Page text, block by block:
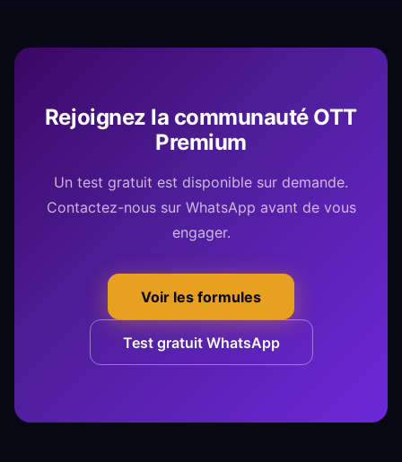
Rejoignez la communauté OTT
Premium
Un test gratuit est disponible sur demande.
Contactez-nous sur WhatsApp avant de vous
engager.
Voir les formules
Test gratuit WhatsApp